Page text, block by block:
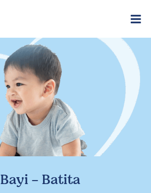
Bayi - Batita